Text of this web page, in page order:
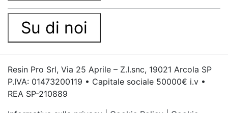
Su di noi
Resin Pro Srl, Via 25 Aprile – Z.I.snc, 19021 Arcola SP
P.IVA: 01473200119 • Capitale sociale 50000€ i.v •
REA SP-210889